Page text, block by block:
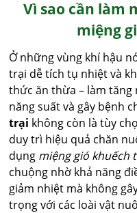
Vì sao cần làm
miệng
Ở những vùng khí hậu
trại dễ tích tụ nhiệt và
thức ăn thừa – làm tăng
năng suất và gây bệnh
trại không còn là tùy
duy trì hiệu quả chăn
dụng miệng gió khuếch
chuộng nhờ khả năng
giảm nhiệt mà không
trọng với các loài vật